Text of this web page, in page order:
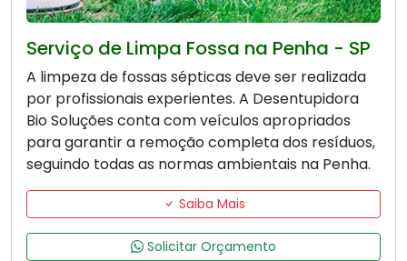
Serviço de Limpa Fossa na Penha - SP
A limpeza de fossas sépticas deve ser realizada
por profissionais experientes. A Desentupidora
Bio Soluções conta com veículos apropriados
para garantir a remoção completa dos resíduos,
seguindo todas as normas ambientais na Penha.
Saiba Mais
Solicitar Orçamento